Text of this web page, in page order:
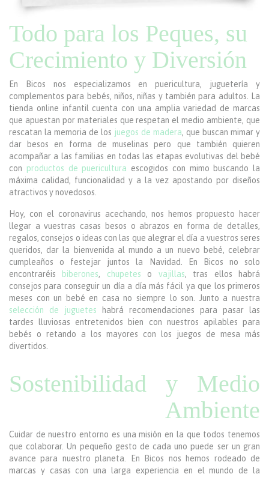
Todo para los Peques, su
Crecimiento y Diversión
En Bicos nos especializamos en puericultura, juguetería y
complementos para bebés, niños, niñas y también para adultos. La
tienda online infantil cuenta con una amplia variedad de marcas
que apuestan por materiales que respetan el medio ambiente, que
rescatan la memoria de los juegos de madera, que buscan mimar y
dar besos en forma de muselinas pero que también quieren
acompañar a las familias en todas las etapas evolutivas del bebé
con productos de puericultura escogidos con mimo buscando la
máxima calidad, funcionalidad y a la vez apostando por diseños
atractivos y novedosos.
Hoy, con el coronavirus acechando, nos hemos propuesto hacer
llegar a vuestras casas besos o abrazos en forma de detalles,
regalos, consejos o ideas con las que alegrar el día a vuestros seres
queridos, dar la bienvenida al mundo a un nuevo bebé, celebrar
cumpleaños o festejar juntos la Navidad. En Bicos no solo
encontraréis biberones, chupetes o vajillas, tras ellos habrá
consejos para conseguir un día a día más fácil ya que los primeros
meses con un bebé en casa no siempre lo son. Junto a nuestra
selección de juguetes habrá recomendaciones para pasar las
tardes lluviosas entretenidos bien con nuestros apilables para
bebés o retando a los mayores con los juegos de mesa más
divertidos.
Sostenibilidad y Medio
Ambiente
Cuidar de nuestro entorno es una misión en la que todos tenemos
que colaborar. Un pequeño gesto de cada uno puede ser un gran
avance para nuestro planeta. En Bicos nos hemos rodeado de
marcas y casas con una larga experiencia en el mundo de la